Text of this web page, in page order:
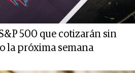
500 que cotizarán sin
la próxima semana